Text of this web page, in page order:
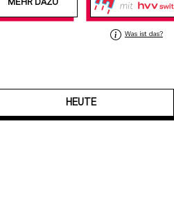
MEHR DAZU
Was ist das?
HEUTE